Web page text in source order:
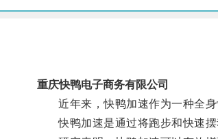
重庆快鸭电子商务有限公司
近年来，快鸭加速作为一种全身
快鸭加速是通过将跑步和快速摆